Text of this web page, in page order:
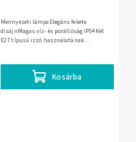
Kosárba
Mennyezeti lámpaElegáns fekete
dizájnMagas víz- és porállóság IP54Két
E27 típusú izzó használatának